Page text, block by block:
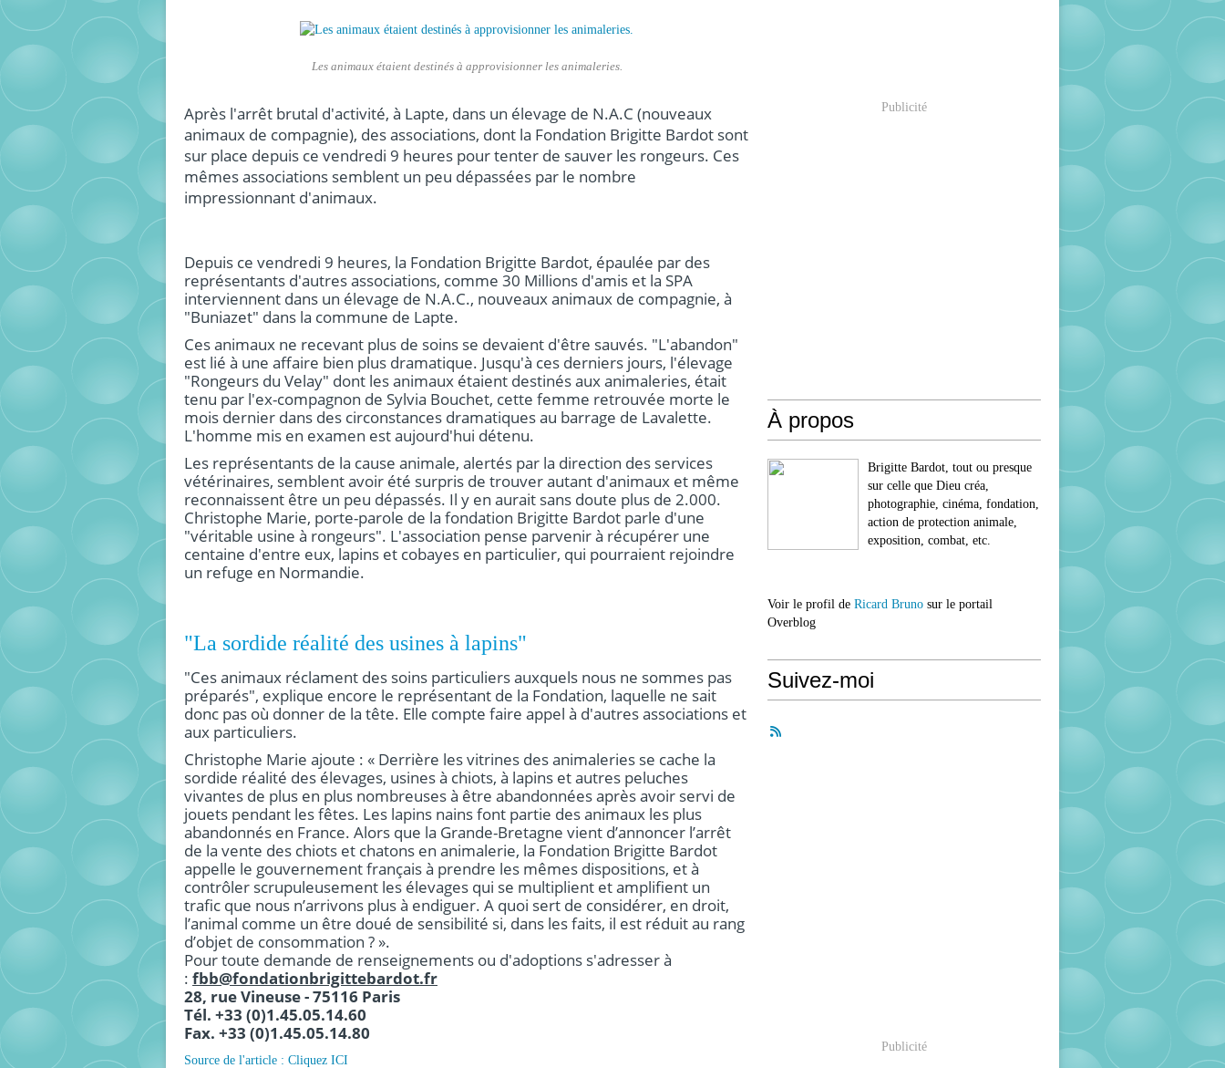
Les animaux étaient destinés à approvisionner les animaleries.
Après l'arrêt brutal d'activité, à Lapte, dans un élevage de N.A.C (nouveaux
animaux de compagnie), des associations, dont la Fondation Brigitte Bardot sont
sur place depuis ce vendredi 9 heures pour tenter de sauver les rongeurs. Ces
mêmes associations semblent un peu dépassées par le nombre
impressionnant d'animaux.
Depuis ce vendredi 9 heures, la Fondation Brigitte Bardot, épaulée par des
représentants d'autres associations, comme 30 Millions d'amis et la SPA
interviennent dans un élevage de N.A.C., nouveaux animaux de compagnie, à
"Buniazet" dans la commune de Lapte.
Ces animaux ne recevant plus de soins se devaient d'être sauvés. "L'abandon"
est lié à une affaire bien plus dramatique. Jusqu'à ces derniers jours, l'élevage
"Rongeurs du Velay" dont les animaux étaient destinés aux animaleries, était
tenu par l'ex-compagnon de Sylvia Bouchet, cette femme retrouvée morte le
mois dernier dans des circonstances dramatiques au barrage de Lavalette.
L'homme mis en examen est aujourd'hui détenu.
Les représentants de la cause animale, alertés par la direction des services
vétérinaires, semblent avoir été surpris de trouver autant d'animaux et même
reconnaissent être un peu dépassés. Il y en aurait sans doute plus de 2.000.
Christophe Marie, porte-parole de la fondation Brigitte Bardot parle d'une
"véritable usine à rongeurs". L'association pense parvenir à récupérer une
centaine d'entre eux, lapins et cobayes en particulier, qui pourraient rejoindre
un refuge en Normandie.
"La sordide réalité des usines à lapins"
"Ces animaux réclament des soins particuliers auxquels nous ne sommes pas
préparés", explique encore le représentant de la Fondation, laquelle ne sait
donc pas où donner de la tête. Elle compte faire appel à d'autres associations et
aux particuliers.
Christophe Marie ajoute : « Derrière les vitrines des animaleries se cache la
sordide réalité des élevages, usines à chiots, à lapins et autres peluches
vivantes de plus en plus nombreuses à être abandonnées après avoir servi de
jouets pendant les fêtes. Les lapins nains font partie des animaux les plus
abandonnés en France. Alors que la Grande-Bretagne vient d’annoncer l’arrêt
de la vente des chiots et chatons en animalerie, la Fondation Brigitte Bardot
appelle le gouvernement français à prendre les mêmes dispositions, et à
contrôler scrupuleusement les élevages qui se multiplient et amplifient un
trafic que nous n’arrivons plus à endiguer. A quoi sert de considérer, en droit,
l’animal comme un être doué de sensibilité si, dans les faits, il est réduit au rang
d’objet de consommation ? ».
Pour toute demande de renseignements ou d'adoptions s'adresser à
: fbb@fondationbrigittebardot.fr
28, rue Vineuse - 75116 Paris
Tél. +33 (0)1.45.05.14.60
Fax. +33 (0)1.45.05.14.80
Source de l'article : Cliquez ICI
Publicité
À propos
Brigitte Bardot, tout ou presque
sur celle que Dieu créa,
photographie, cinéma, fondation,
action de protection animale,
exposition, combat, etc.
Voir le profil de Ricard Bruno sur le portail
Overblog
Suivez-moi
Publicité